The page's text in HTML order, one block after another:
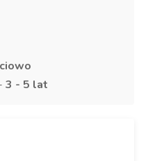
3 - 5 lat